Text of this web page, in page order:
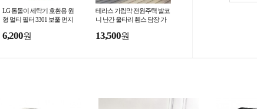
LG 통돌이 세탁기 호환용 원
형 멀티 필터 3301 보풀 먼지
6,200원
테라스 가림막 전원주택 발코
니 난간 울타리 휀스 담장 가
13,500원